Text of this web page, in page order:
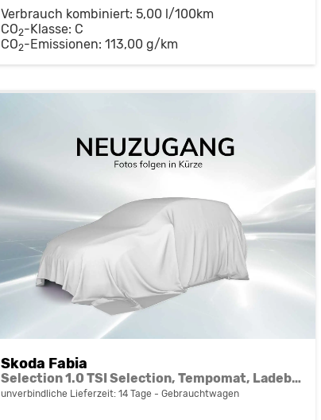
Verbrauch kombiniert: 5,00 l/100km
CO2-Klasse: C
CO2-Emissionen: 113,00 g/km
Skoda Fabia
Selection 1.0 TSI Selection, Tempomat, Ladeboden, Park, Winterpaket, SmartLink, 4-J Garantie
unverbindliche Lieferzeit: 14 Tage Gebrauchtwagen